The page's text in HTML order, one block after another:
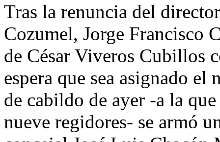
Tras la renuncia del
Cozumel, Jorge Francisco
de César Viveros Cubillos
espera que sea asignado
de cabildo de ayer -a la
nueve regidores- se armó